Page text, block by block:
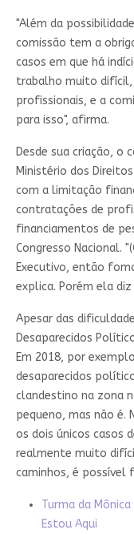
"Além da
comissão tem a
casos em que há
trabalho muito
profissionais, e a
para isso", afirma.
Desde sua criação, o
Ministério dos
com a limitação
contratações de
financiamentos de
Congresso Nacional.
Executivo, então
explica. Porém ela
Apesar das
Desaparecidos
Em 2018, por
desaparecidos
clandestino na zona
pequeno, mas não é.
os dois únicos casos
realmente muito
caminhos, é possível
Turma da
Estou Aqui